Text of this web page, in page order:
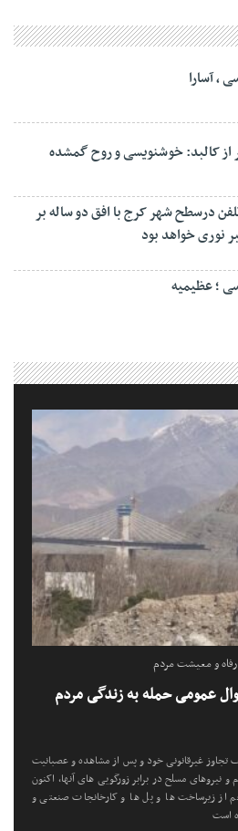
، آسارا
از کالبد: خوشنویسی و روح گمشده
درسطح شهر کرج با افق دو ساله بر
نوری خواهد بود
؛ عظیمیه
و معیشت مردم
عمومی حمله به زندگی مردم
تجاوز غیرقانونی خود و پس از مشاهده و عصبانیت
و نیروهای مسلح در برابر زورگویی های آنها، اکنون
از زیرساخت ها و پل ها و کارخانجات صنعتی و
است